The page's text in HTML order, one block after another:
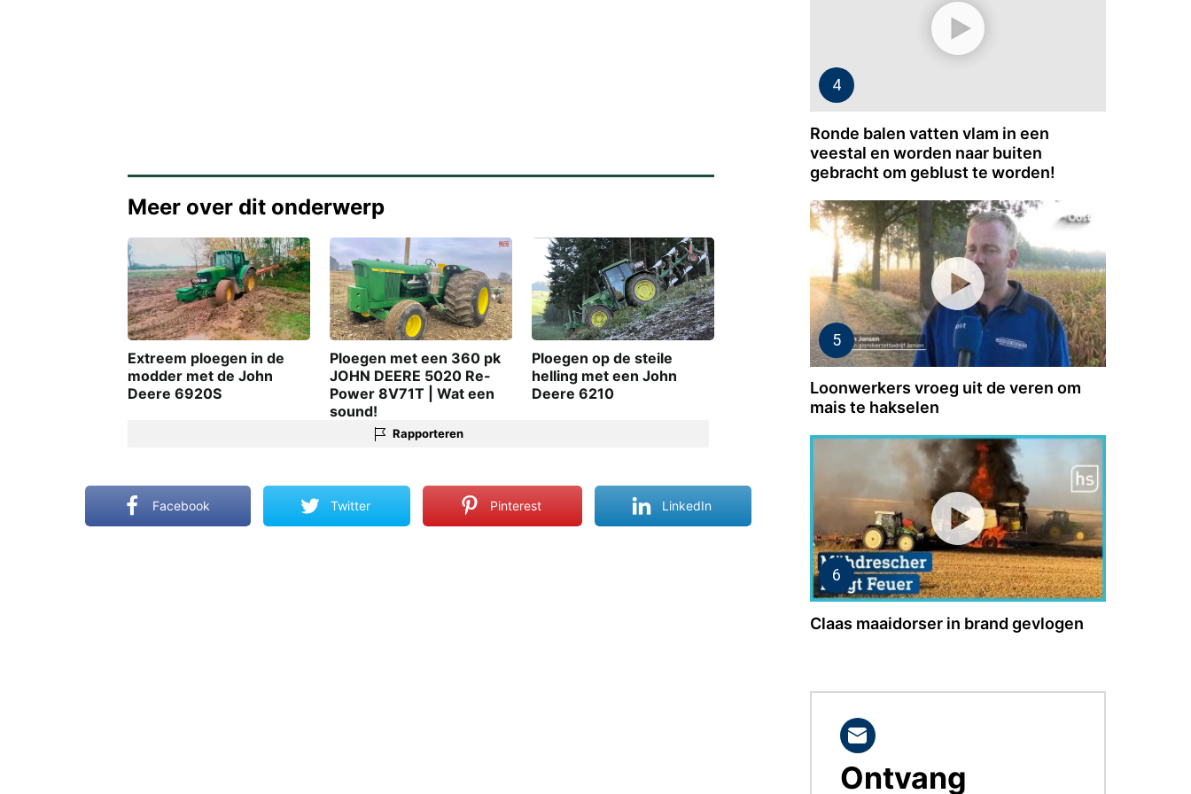
Meer over dit onderwerp
Extreem ploegen in de
modder met de John
Deere 6920S
Ploegen met een 360 pk
JOHN DEERE 5020 Re-
Power 8V71T | Wat een
sound!
Ploegen op de steile
helling met een John
Deere 6210
Rapporteren
Facebook Twitter Pinterest LinkedIn
Ronde balen vatten vlam in een
veestal en worden naar buiten
gebracht om geblust te worden!
Loonwerkers vroeg uit de veren om
mais te hakselen
Claas maaidorser in brand gevlogen
BLIJF
OP
Ontvang